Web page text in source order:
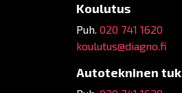
Koulutus
Puh. 020 741 1620
koulutus@diagno.fi
Autotekninen